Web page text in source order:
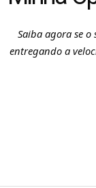
Saiba agora se o
entregando a